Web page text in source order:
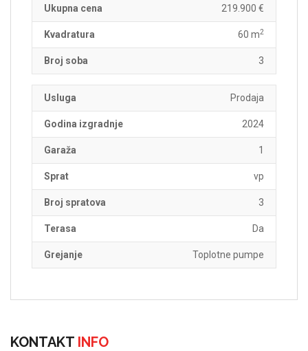
Ukupna cena 219.900 €
Kvadratura 60 m2
Broj soba 3
Usluga Prodaja
Godina izgradnje 2024
Garaža 1
Sprat vp
Broj spratova 3
Terasa Da
Grejanje Toplotne pumpe
KONTAKT INFO